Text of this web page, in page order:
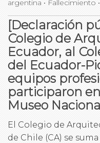
argentina • Fallecimiento •
[Declaración
Colegio de
Ecuador, al
del Ecuador-
equipos
participaron
Museo
El Colegio de
de Chile (CA) se suma